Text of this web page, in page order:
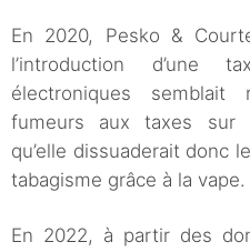
En 2020, Pesko &
l’introduction d’une
électroniques
fumeurs aux taxes sur
qu’elle dissuaderait donc
tabagisme grâce à la vape.
En 2022, à partir des